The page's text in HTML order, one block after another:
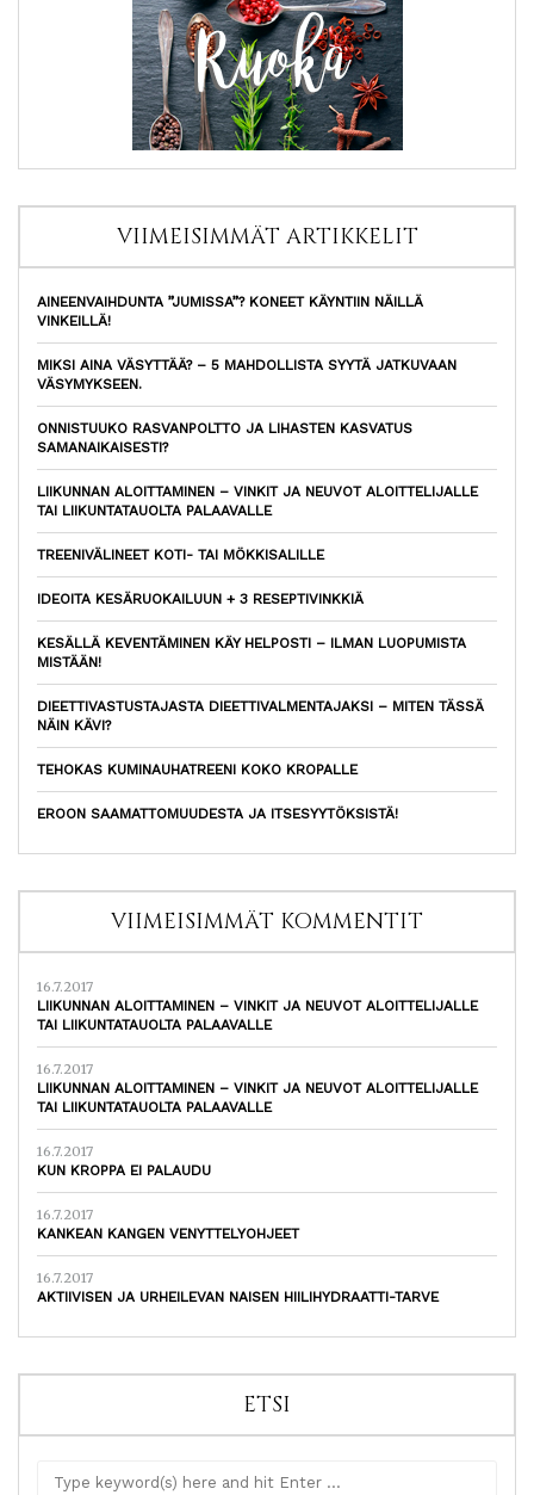
VIIMEISIMMÄT ARTIKKELIT
AINEENVAIHDUNTA ”JUMISSA”? KONEET KÄYNTIIN NÄILLÄ
VINKEILLÄ!
MIKSI AINA VÄSYTTÄÄ? – 5 MAHDOLLISTA SYYTÄ JATKUVAAN
VÄSYMYKSEEN.
ONNISTUUKO RASVANPOLTTO JA LIHASTEN KASVATUS
SAMANAIKAISESTI?
LIIKUNNAN ALOITTAMINEN – VINKIT JA NEUVOT ALOITTELIJALLE
TAI LIIKUNTATAUOLTA PALAAVALLE
TREENIVÄLINEET KOTI- TAI MÖKKISALILLE
IDEOITA KESÄRUOKAILUUN + 3 RESEPTIVINKKIÄ
KESÄLLÄ KEVENTÄMINEN KÄY HELPOSTI – ILMAN LUOPUMISTA
MISTÄÄN!
DIEETTIVASTUSTAJASTA DIEETTIVALMENTAJAKSI – MITEN TÄSSÄ
NÄIN KÄVI?
TEHOKAS KUMINAUHATREENI KOKO KROPALLE
EROON SAAMATTOMUUDESTA JA ITSESYYTÖKSISTÄ!
VIIMEISIMMÄT KOMMENTIT
16.7.2017
LIIKUNNAN ALOITTAMINEN – VINKIT JA NEUVOT ALOITTELIJALLE
TAI LIIKUNTATAUOLTA PALAAVALLE
16.7.2017
LIIKUNNAN ALOITTAMINEN – VINKIT JA NEUVOT ALOITTELIJALLE
TAI LIIKUNTATAUOLTA PALAAVALLE
16.7.2017
KUN KROPPA EI PALAUDU
16.7.2017
KANKEAN KANGEN VENYTTELYOHJEET
16.7.2017
AKTIIVISEN JA URHEILEVAN NAISEN HIILIHYDRAATTI-TARVE
ETSI